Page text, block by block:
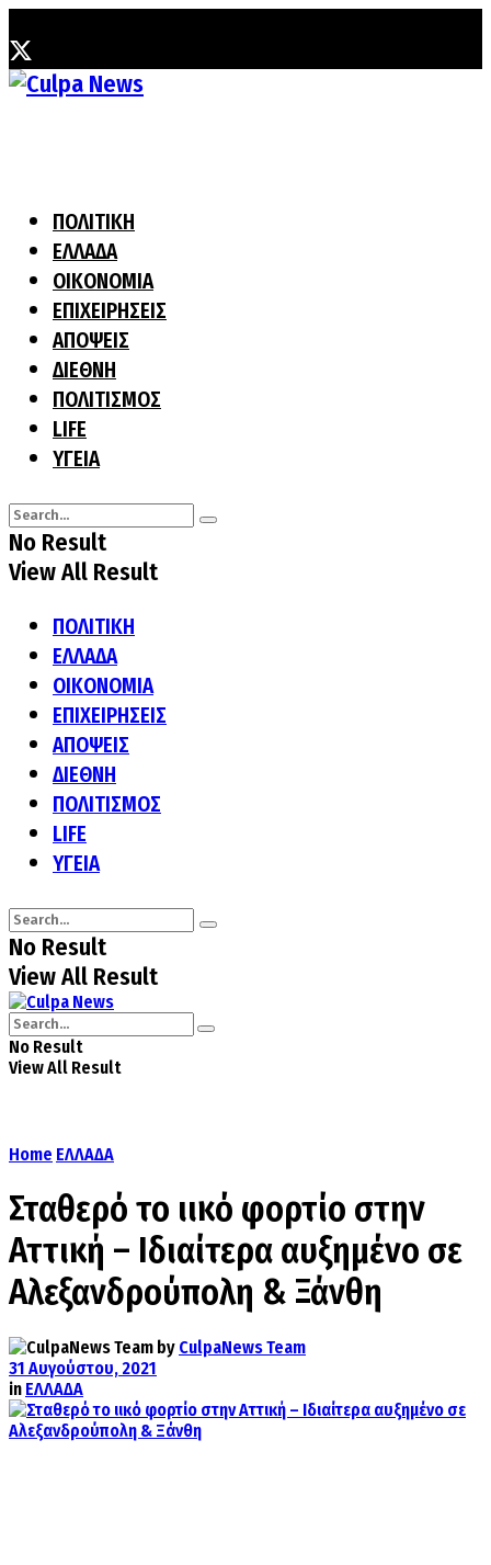
ΠΟΛΙΤΙΚΗ
ΕΛΛΑΔΑ
ΟΙΚΟΝΟΜΙΑ
ΕΠΙΧΕΙΡΗΣΕΙΣ
ΑΠΟΨΕΙΣ
ΔΙΕΘΝΗ
ΠΟΛΙΤΙΣΜΟΣ
LIFE
ΥΓΕΙΑ
No Result
View All Result
ΠΟΛΙΤΙΚΗ
ΕΛΛΑΔΑ
ΟΙΚΟΝΟΜΙΑ
ΕΠΙΧΕΙΡΗΣΕΙΣ
ΑΠΟΨΕΙΣ
ΔΙΕΘΝΗ
ΠΟΛΙΤΙΣΜΟΣ
LIFE
ΥΓΕΙΑ
No Result
View All Result
No Result
View All Result
Home ΕΛΛΑΔΑ
Σταθερό το ιικό φορτίο στην
Αττική – Ιδιαίτερα αυξημένο σε
Αλεξανδρούπολη & Ξάνθη
by CulpaNews Team
31 Αυγούστου, 2021
in ΕΛΛΑΔΑ